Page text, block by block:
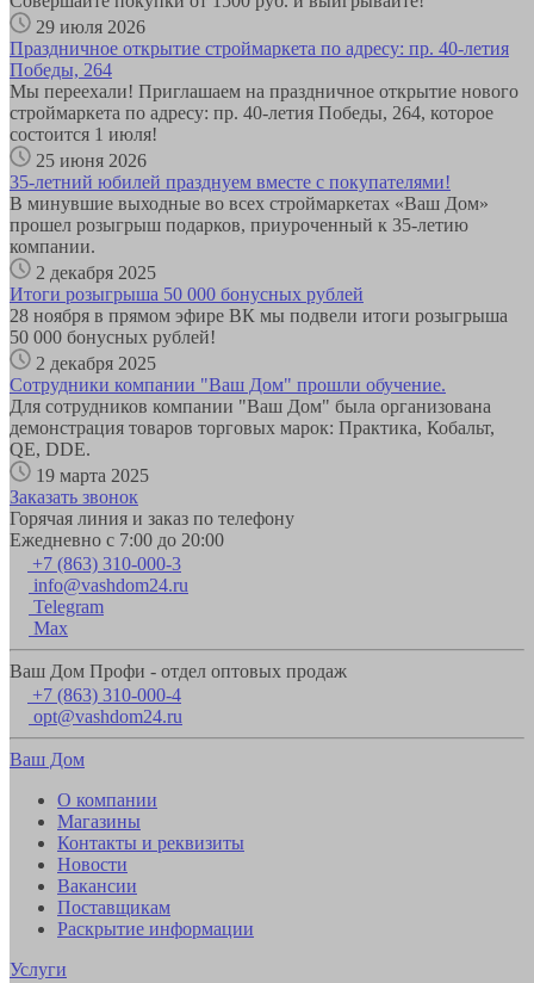
29 июля 2026
Праздничное открытие строймаркета по адресу: пр. 40-летия
Победы, 264
Мы переехали! Приглашаем на праздничное открытие нового
строймаркета по адресу: пр. 40-летия Победы, 264, которое
состоится 1 июля!
25 июня 2026
35-летний юбилей празднуем вместе с покупателями!
В минувшие выходные во всех строймаркетах «Ваш Дом»
прошел розыгрыш подарков, приуроченный к 35-летию
компании.
2 декабря 2025
Итоги розыгрыша 50 000 бонусных рублей
28 ноября в прямом эфире ВК мы подвели итоги розыгрыша
50 000 бонусных рублей!
2 декабря 2025
Сотрудники компании "Ваш Дом" прошли обучение.
Для сотрудников компании "Ваш Дом" была организована
демонстрация товаров торговых марок: Практика, Кобальт,
QE, DDE.
19 марта 2025
Заказать звонок
Горячая линия и заказ по телефону
Ежедневно с 7:00 до 20:00
+7 (863) 310-000-3
info@vashdom24.ru
Telegram
Max
Ваш Дом Профи - отдел оптовых продаж
+7 (863) 310-000-4
opt@vashdom24.ru
Ваш Дом
О компании
Магазины
Контакты и реквизиты
Новости
Вакансии
Поставщикам
Раскрытие информации
Услуги